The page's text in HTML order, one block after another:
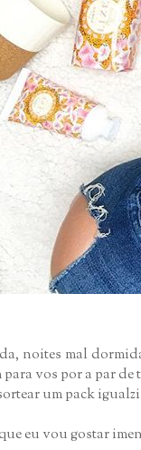
noites mal
vos por a par
um pack
eu vou gostar